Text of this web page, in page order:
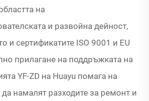
на
и развойна дейност,
и сертификатите ISO 9001 и EU
прилагане на поддръжката на
YF-ZD на Huayu помага на
да намалят разходите за ремонт и